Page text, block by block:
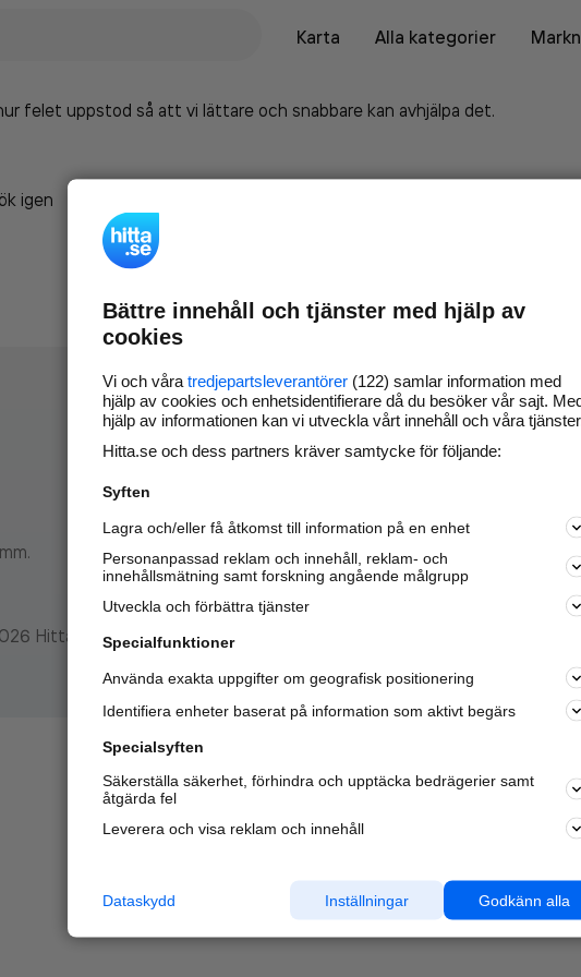
Karta
Alla kategorier
felet uppstod så att vi lättare och snabbare kan avhjälpa det.
igen
Marknadsför företaget på
nya kunder och
samarbetspartners nära dig.
Läs mer här
Hitta.se
Bättre innehåll och tjänster med hjälp av
cookies
Vi och våra tredjepartsleverantörer (122) samlar information med
hjälp av cookies och enhetsidentifierare då du besöker vår sajt.
hjälp av informationen kan vi utveckla vårt innehåll och våra
Hitta.se och dess partners kräver samtycke för följande:
Syften
Lagra och/eller få åtkomst till information på en enhet
Personanpassad reklam och innehåll, reklam- och
innehållsmätning samt forskning angående målgrupp
Utveckla och förbättra tjänster
Specialfunktioner
Använda exakta uppgifter om geografisk positionering
Identifiera enheter baserat på information som aktivt begärs
Specialsyften
Säkerställa säkerhet, förhindra och upptäcka bedrägerier samt
åtgärda fel
Leverera och visa reklam och innehåll
Godkänn alla
Inställningar
Dataskydd